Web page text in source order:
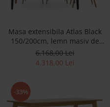
Masa extensibila Atlas Black
150/200cm, lemn masiv de
stejar si panel furniruit, finisaj
Castle Oak si Nero, stil
6.168,00 Lei
4.318,00 Lei
-33%